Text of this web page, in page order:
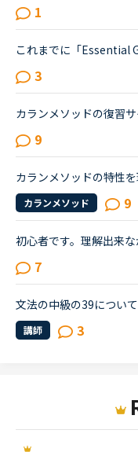
1
3
9
カランメソッド 9
7
講師 3